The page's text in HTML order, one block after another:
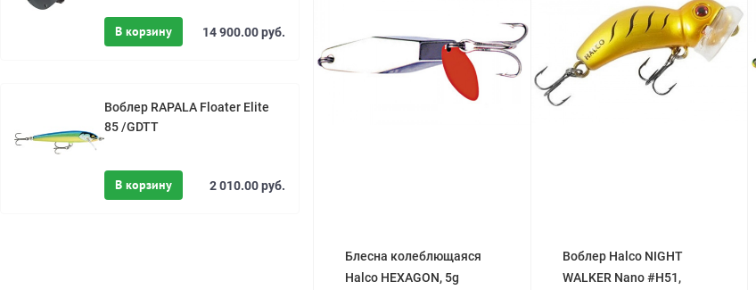
14 900.00 руб.
В корзину
Воблер RAPALA Floater Elite
85 /GDTT
2 010.00 руб.
В корзину
Блесна колеблющаяся
Halco HEXAGON, 5g
Воблер Halco NIGHT
WALKER Nano #H51,